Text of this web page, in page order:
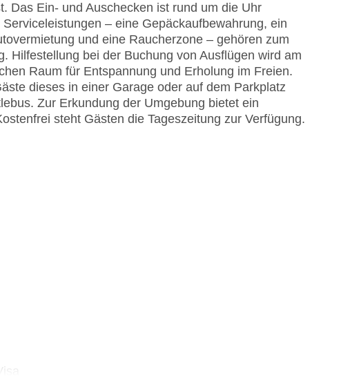
Das Ein- und Auschecken ist rund um die Uhr
– eine Gepäckaufbewahrung, ein
und eine Raucherzone – gehören zum
Hilfestellung bei der Buchung von Ausflügen wird am
Raum für Entspannung und Erholung im Freien.
dieses in einer Garage oder auf dem Parkplatz
Zur Erkundung der Umgebung bietet ein
steht Gästen die Tageszeitung zur Verfügung.